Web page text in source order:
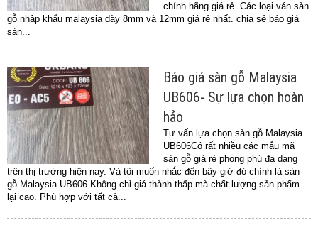
chính hãng giá rẻ. Các loại ván sàn
gỗ nhập khẩu malaysia dày 8mm và 12mm giá rẻ nhất. chia sẻ báo giá
sàn...
Báo giá sàn gỗ Malaysia
UB606- Sự lựa chọn hoàn
hảo
Tư vấn lựa chọn sàn gỗ Malaysia
UB606Có rất nhiều các mẫu mã
sàn gỗ giá rẻ phong phú đa dạng
trên thị trường hiện nay. Và tôi muốn nhắc đến bây giờ đó chính là sàn
gỗ Malaysia UB606.Không chỉ giá thành thấp mà chất lượng sản phẩm
lại cao. Phù hợp với tất cả...